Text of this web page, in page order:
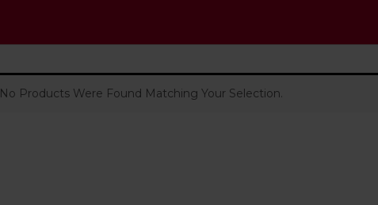
No Products Were Found Matching Your Selection.